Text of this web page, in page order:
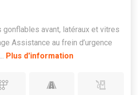
gonflables avant, latéraux et vitres
Assistance au frein d’urgence
Plus d'information